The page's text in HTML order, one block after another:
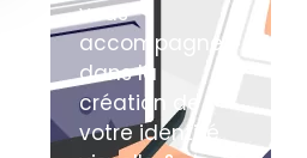
vous
accompagne
dans la
création de
votre identité